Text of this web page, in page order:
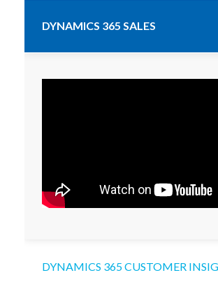
DYNAMICS 365 SALES
DYNAMICS 365 CUSTOMER